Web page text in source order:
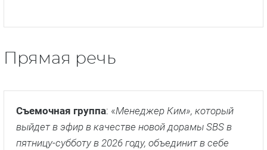
Прямая речь
Съемочная группа: «Менеджер Ким», который
выйдет в эфир в качестве новой дорамы SBS в
пятницу-субботу в 2026 году, объединит в себе